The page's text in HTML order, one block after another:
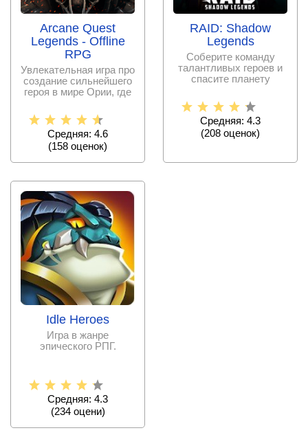
Arcane Quest
Legends - Offline
RPG
Увлекательная игра про
создание сильнейшего
героя в мире Ории, где
Средняя: 4.6
(158 оценок)
RAID: Shadow
Legends
Соберите команду
талантливых героев и
спасите планету
проекте от
Средняя: 4.3
(208 оценок)
Idle Heroes
Игра в жанре
эпического РПГ.
Средняя: 4.3
(234оцени)